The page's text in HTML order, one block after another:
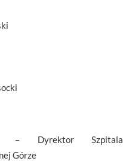
– Dyrektor Szpitala
Górze